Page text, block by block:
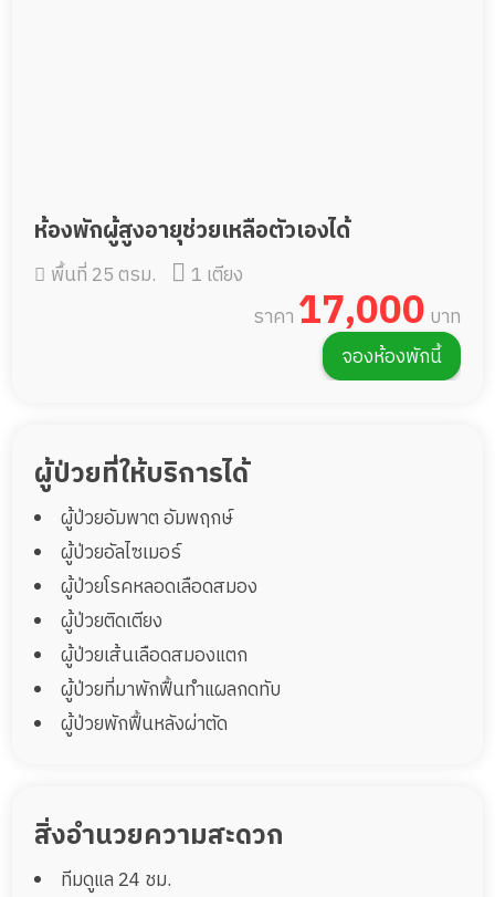
ห้องพักผู้สูงอายุช่วยเหลือตัวเองได้
พื้นที่ 25 ตรม.
1 เตียง
ราคา 17,000 บาท
จองห้องพักนี้
ผู้ป่วยที่ให้บริการได้
ผู้ป่วยอัมพาต อัมพฤกษ์
ผู้ป่วยอัลไซเมอร์
ผู้ป่วยโรคหลอดเลือดสมอง
ผู้ป่วยติดเตียง
ผู้ป่วยเส้นเลือดสมองแตก
ผู้ป่วยที่มาพักฟื้นทำแผลกดทับ
ผู้ป่วยพักฟื้นหลังผ่าตัด
สิ่งอำนวยความสะดวก
ทีมดูแล 24 ชม.